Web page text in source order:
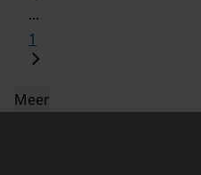
...
1
Meer